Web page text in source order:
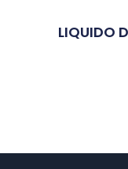
LIQUIDO